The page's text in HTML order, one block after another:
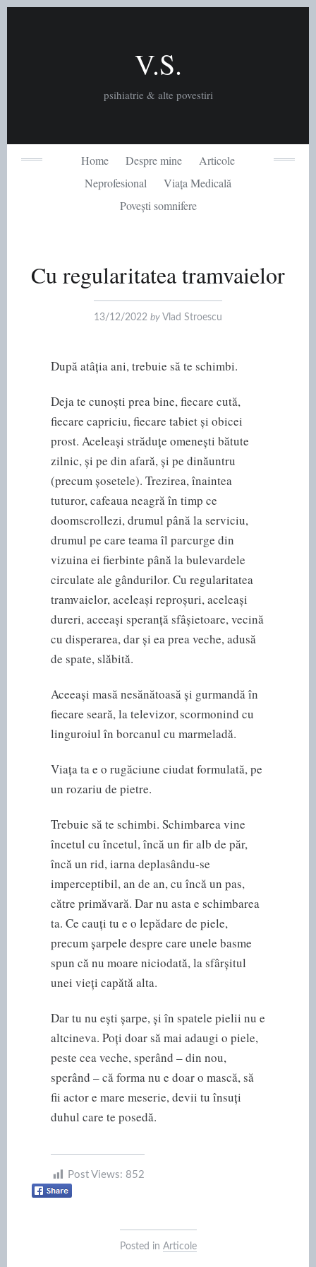
V.S.
psihiatrie & alte povestiri
Home Despre mine
Articole
Neprofesional
Viața Medicală
Povești somnifere
Cu regularitatea tramvaielor
13/12/2022 by Vlad Stroescu
După atâția ani, trebuie să te schimbi.
Deja te cunoști prea bine, fiecare cută,
fiecare capriciu, fiecare tabiet și obicei
prost. Aceleași străduțe omenești bătute
zilnic, și pe din afară, și pe dinăuntru
(precum șosetele). Trezirea, înaintea
tuturor, cafeaua neagră în timp ce
doomscrollezi, drumul până la serviciu,
drumul pe care teama îl parcurge din
vizuina ei fierbinte până la bulevardele
circulate ale gândurilor. Cu regularitatea
tramvaielor, aceleași reproșuri, aceleași
dureri, aceeași speranță sfâșietoare, vecină
cu disperarea, dar și ea prea veche, adusă
de spate, slăbită.
Aceeași masă nesănătoasă și gurmandă în
fiecare seară, la televizor, scormonind cu
linguroiul în borcanul cu marmeladă.
Viața ta e o rugăciune ciudat formulată, pe
un rozariu de pietre.
Trebuie să te schimbi. Schimbarea vine
încetul cu încetul, încă un fir alb de păr,
încă un rid, iarna deplasându-se
imperceptibil, an de an, cu încă un pas,
către primăvară. Dar nu asta e schimbarea
ta. Ce cauți tu e o lepădare de piele,
precum șarpele despre care unele basme
spun că nu moare niciodată, la sfârșitul
unei vieți capătă alta.
Dar tu nu ești șarpe, și în spatele pielii nu e
altcineva. Poți doar să mai adaugi o piele,
peste cea veche, sperând – din nou,
sperând – că forma nu e doar o mască, să
fii actor e mare meserie, devii tu însuți
duhul care te posedă.
Post Views: 852
Posted in Articole